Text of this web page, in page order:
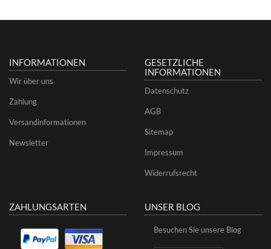
INFORMATIONEN
Wir über uns
Zahlung
Versandinformationen
Newsletter
GESETZLICHE
INFORMATIONEN
Datenschutz
AGB
Sitemap
Impressum
Widerrufsrecht
ZAHLUNGSARTEN UNSER BLOG
Besuchen Sie unsere Blog